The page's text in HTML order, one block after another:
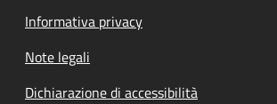
Informativa privacy
Note legali
Dichiarazione di accessibilità